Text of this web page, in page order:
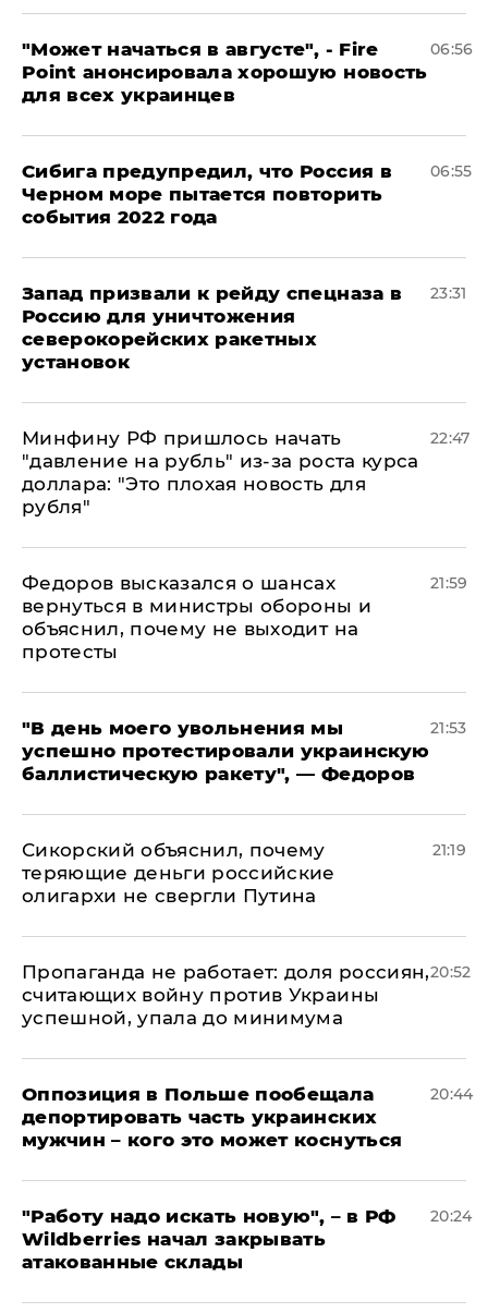
"Может начаться в августе", - Fire
Point анонсировала хорошую новость
для всех украинцев
06:56
Сибига предупредил, что Россия в
Черном море пытается повторить
события 2022 года
06:55
Запад призвали к рейду спецназа в
Россию для уничтожения
северокорейских ракетных
установок
23:31
Минфину РФ пришлось начать
"давление на рубль" из-за роста курса
доллара: "Это плохая новость для
рубля"
22:47
Федоров высказался о шансах
вернуться в министры обороны и
объяснил, почему не выходит на
протесты
21:59
​"В день моего увольнения мы
успешно протестировали украинскую
баллистическую ракету", — Федоров
21:53
Сикорский объяснил, почему
теряющие деньги российские
олигархи не свергли Путина
21:19
​Пропаганда не работает: доля россиян,
считающих войну против Украины
успешной, упала до минимума
20:52
Оппозиция в Польше пообещала
депортировать часть украинских
мужчин – кого это может коснуться
20:44
"Работу надо искать новую", – в РФ
Wildberries начал закрывать
атакованные склады
20:24